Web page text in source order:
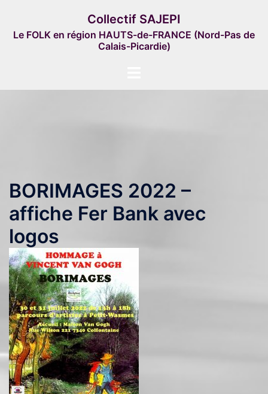
contenu
Collectif SAJEPI
Le FOLK en région HAUTS-de-FRANCE (Nord-Pas de
Calais-Picardie)
BORIMAGES 2022 –
affiche Fer Bank avec
logos